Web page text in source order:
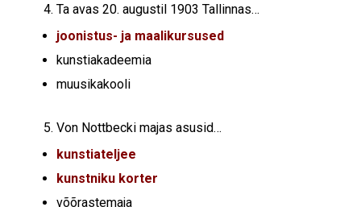
Ta avas 20. augustil 1903 Tallinnas…
joonistus- ja maalikursused
kunstiakadeemia
muusikakooli
Von Nottbecki majas asusid…
kunstiateljee
kunstniku korter
võõrastemaja